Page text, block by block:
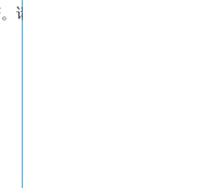
请